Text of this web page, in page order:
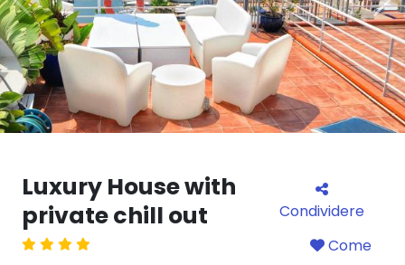
Luxury House with
private chill out
Condividere
Come